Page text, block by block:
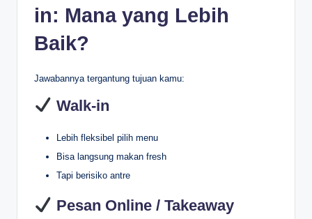
in: Mana yang Lebih
Baik?
Jawabannya tergantung tujuan kamu:
Walk-in
Lebih fleksibel pilih menu
Bisa langsung makan fresh
Tapi berisiko antre
Pesan Online / Takeaway